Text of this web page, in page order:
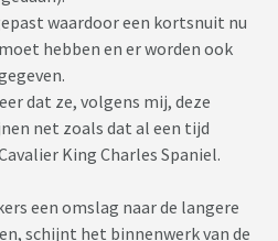
waardoor een kortsnuit nu
hebben en er worden ook
dat ze, volgens mij, deze
net zoals dat al een tijd
King Charles Spaniel.
een omslag naar de langere
schijnt het binnenwerk van de